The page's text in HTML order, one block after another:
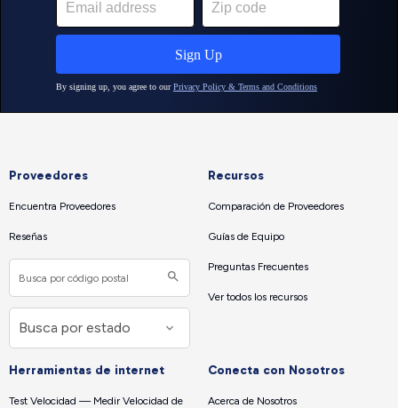
Proveedores
Encuentra Proveedores
Reseñas
Recursos
Comparación de Proveedores
Guías de Equipo
Preguntas Frecuentes
Ver todos los recursos
Herramientas de internet
Test Velocidad — Medir Velocidad de
Conecta con Nosotros
Acerca de Nosotros